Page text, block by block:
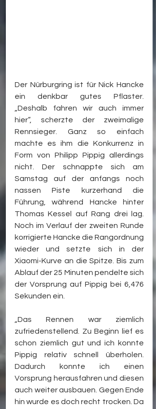
Der Nürburgring ist für Nick Hancke
ein denkbar gutes Pflaster.
„Deshalb fahren wir auch immer
hier“, scherzte der zweimalige
Rennsieger. Ganz so einfach
machte es ihm die Konkurrenz in
Form von Philipp Pippig allerdings
nicht. Der schnappte sich am
Samstag auf der anfangs noch
nassen Piste kurzerhand die
Führung, während Hancke hinter
Thomas Kessel auf Rang drei lag.
Noch im Verlauf der zweiten Runde
korrigierte Hancke die Rangordnung
wieder und setzte sich in der
Xiaomi-Kurve an die Spitze. Bis zum
Ablauf der 25 Minuten pendelte sich
der Vorsprung auf Pippig bei 6,476
Sekunden ein.
„Das Rennen war ziemlich
zufriedenstellend. Zu Beginn lief es
schon ziemlich gut und ich konnte
Pippig relativ schnell überholen.
Dadurch konnte ich einen
Vorsprung herausfahren und diesen
auch weiter ausbauen. Gegen Ende
hin wurde es doch recht trocken. Da